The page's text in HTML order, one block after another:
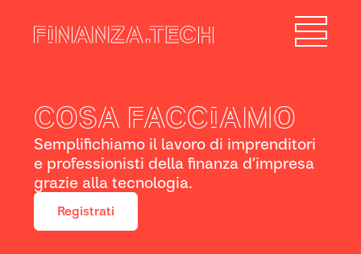
Cosa facciamo
Semplifichiamo il lavoro di imprenditori
e professionisti della finanza d’impresa
grazie alla tecnologia.
Registrati